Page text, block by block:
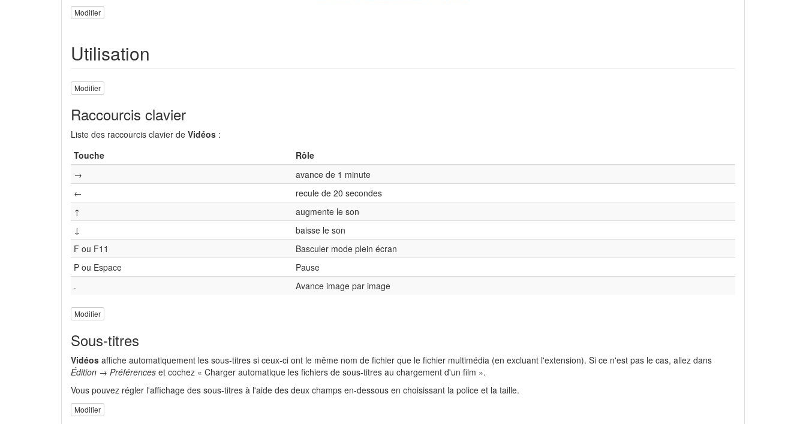
Modifier
Utilisation
Modifier
Raccourcis clavier
Liste des raccourcis clavier de Vidéos :
Touche
Rôle
→
avance de 1 minute
←
recule de 20 secondes
↑
augmente le son
↓
baisse le son
F ou F11
Basculer mode plein écran
P ou Espace
Pause
.
Avance image par image
Modifier
Sous-titres
Vidéos affiche automatiquement les sous-titres si ceux-ci ont le même nom de fichier que le fichier multimédia (en excluant l'extension). Si ce n'est pas le cas, allez dans
Édition → Préférences et cochez « Charger automatique les fichiers de sous-titres au chargement d'un film ».
Vous pouvez régler l'affichage des sous-titres à l'aide des deux champs en-dessous en choisissant la police et la taille.
Modifier